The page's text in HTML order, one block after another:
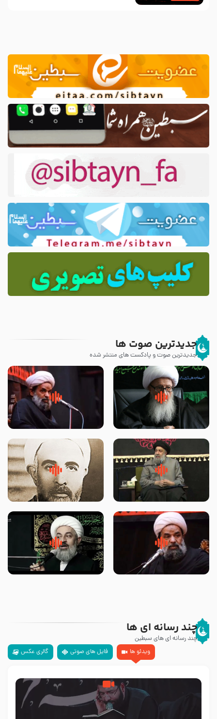
جدیدترین صوت ها
جدیدترین صوت و پادکست های منتشر شده
زوّار اربعین امام حسین (علیه
السلام) با این اشتیاق به زیارت
روضه جانسوز پاره های جگر امام
حسن مجتبی علیه السلام-حجت
لقب حضرت رقیه سلام الله علیها به
چه معناست – حجت الاسلام علوی
روضه‌ی مجلس یزید ملعون و
اسارت اهل‌بیت علیهم‌السلام –
محدث زاده
سلام جوانی که امام حسین علیه
السلام خودش جوابش را دادند
زیارتی که اسباب رزق زیاد و عمر
طولانی است حجت السلام حسین
چند رسانه ای ها
چند رسانه ای های سبطین
ویدئو ها
فایل های صوتی گالری عکس